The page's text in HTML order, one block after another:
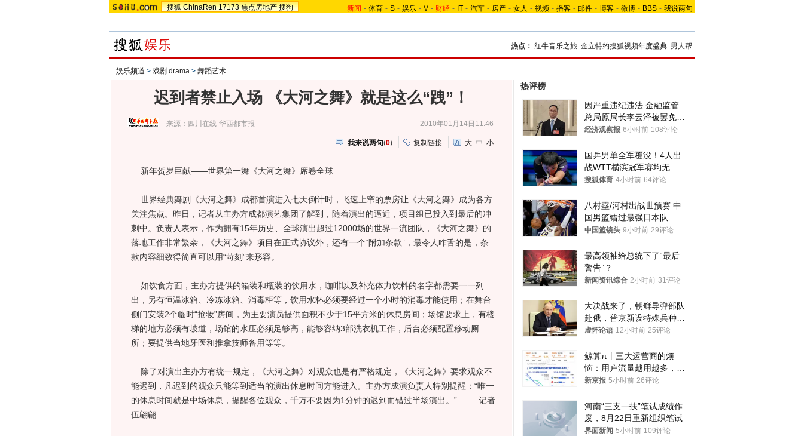
搜狐 ChinaRen 17173 焦点房地产 搜狗 新闻 - 体育 - S - 娱乐 - V - 财经 - IT - 汽车 - 房产 - 女人 - 视频 - 播客 - 邮件 - 博客 - 微博 - BBS - 我说两句
热点： 红牛音乐之旅 金立特约搜狐视频年度盛典 男人帮
娱乐频道 > 戏剧 drama > 舞蹈艺术
迟到者禁止入场 《大河之舞》就是这么“跩”！
来源： 四川在线-华西都市报 2010年01月14日11:46
我来说两句(0) 复制链接 大 中 小
新年贺岁巨献——世界第一舞《大河之舞》席卷全球
世界经典舞剧《大河之舞》成都首演进入七天倒计时，飞速上窜的票房让《大河之舞》成为各方
关注焦点。昨日，记者从主办方成都演艺集团了解到，随着演出的逼近，项目组已投入到最后的冲
刺中。负责人表示，作为拥有15年历史、全球演出超过12000场的世界一流团队，《大河之舞》的
落地工作非常繁杂，《大河之舞》项目在正式协议外，还有一个“附加条款”，最令人咋舌的是，条
款内容细致得简直可以用“苛刻”来形容。
如饮食方面，主办方提供的箱装和瓶装的饮用水，咖啡以及补充体力饮料的名字都需要一一列
出，另有恒温冰箱、冷冻冰箱、消毒柜等，饮用水杯必须要经过一个小时的消毒才能使用；在舞台
侧门安装2个临时“抢妆”房间，为主要演员提供面积不少于15平方米的休息房间；场馆要求上，有楼
梯的地方必须有坡道，场馆的水压必须足够高，能够容纳3部洗衣机工作，后台必须配置移动厕
所；要提供当地牙医和推拿技师备用等等。
除了对演出主办方有统一规定，《大河之舞》对观众也是有严格规定，《大河之舞》要求观众不
能迟到，凡迟到的观众只能等到适当的演出休息时间方能进入。主办方成演负责人特别提醒：“唯一
的休息时间就是中场休息，提醒各位观众，千万不要因为1分钟的迟到而错过半场演出。” 记者
伍翩翩
热评榜
因严重违纪违法 金融监管
总局原局长李云泽被罢免全
国人大代表
经济观察报 6小时前 108评论
国乒男单全军覆没！4人出
战WTT横滨冠军赛均无缘
八强
搜狐体育 4小时前 64评论
八村塁/河村出战世预赛 中
国男篮错过最强日本队
中国篮镜头 9小时前 29评论
最高领袖给总统下了“最后
警告”？
新闻资讯综合 2小时前 31评论
大决战来了，朝鲜导弹部队
赴俄，普京新设特殊兵种，
76岁老将扛旗
虚怀论语 12小时前 25评论
鲸算π丨三大运营商的烦
恼：用户流量越用越多，收
入却越来越少
新京报 5小时前 26评论
河南“三支一扶”笔试成绩作
废，8月22日重新组织笔试
界面新闻 5小时前 109评论